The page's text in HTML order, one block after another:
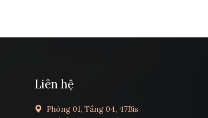
Liên hệ
Phòng 01, Tầng 04, 47Bis